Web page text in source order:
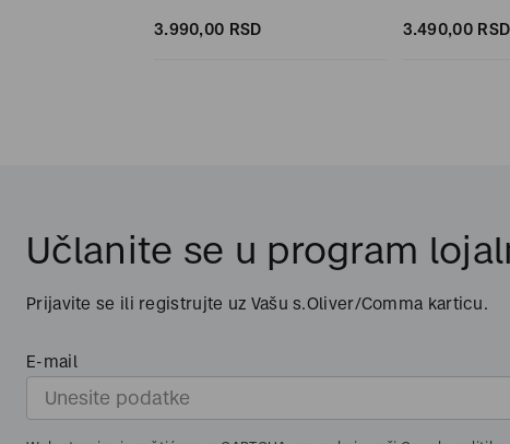
3.990,00 RSD 3.490,00 RSD
Učlanite se u program
Prijavite se ili registrujte uz Vašu s.Oliver/Comma karticu.
E-mail